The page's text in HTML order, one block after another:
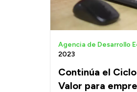
Continúa el
Valor para
Agencia de Desarrollo
2023